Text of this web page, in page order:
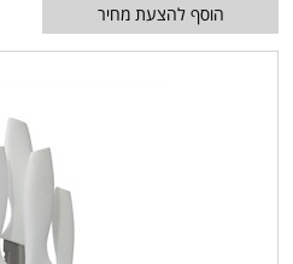
הוסף להצעת מחיר